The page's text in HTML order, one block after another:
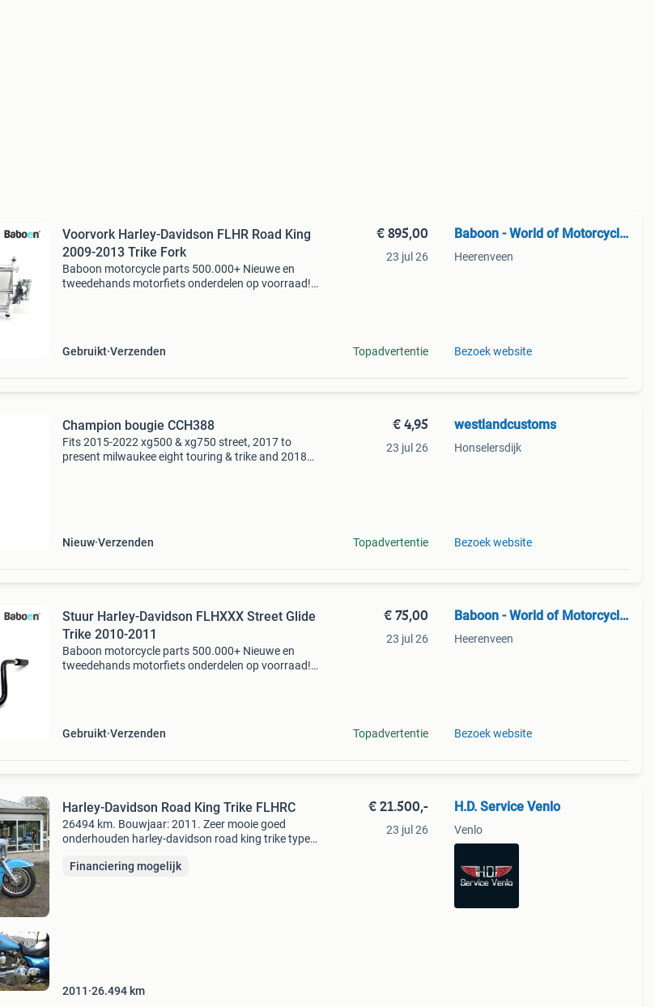
Voorvork Harley-Davidson FLHR Road King
2009-2013 Trike Fork
Baboon motorcycle parts 500.000+ Nieuwe en
tweedehands motorfiets onderdelen op voorraad!
Gebruikt Verzenden
€ 895,00
23 jul 26
Topadvertentie
Baboon - World of Motorcycle Parts
Heerenveen
Bezoek website
Champion bougie CCH388
Fits 2015-2022 xg500 & xg750 street, 2017 to
present milwaukee eight touring & trike and 2018
Nieuw Verzenden
€ 4,95
23 jul 26
Topadvertentie
westlandcustoms
Honselersdijk
Bezoek website
Stuur Harley-Davidson FLHXXX Street Glide
Trike 2010-2011
Baboon motorcycle parts 500.000+ Nieuwe en
tweedehands motorfiets onderdelen op voorraad!
Gebruikt Verzenden
€ 75,00
23 jul 26
Topadvertentie
Baboon - World of Motorcycle Parts
Heerenveen
Bezoek website
Harley-Davidson Road King Trike FLHRC
26494 km. Bouwjaar: 2011. Zeer mooie goed
onderhouden harley-davidson road king trike type
versnellingen kleur : blauw trike kit onafhankelijke ...
Financiering mogelijk
2011 26.494 km
€ 21.500,-
23 jul 26
H.D. Service Venlo
Venlo